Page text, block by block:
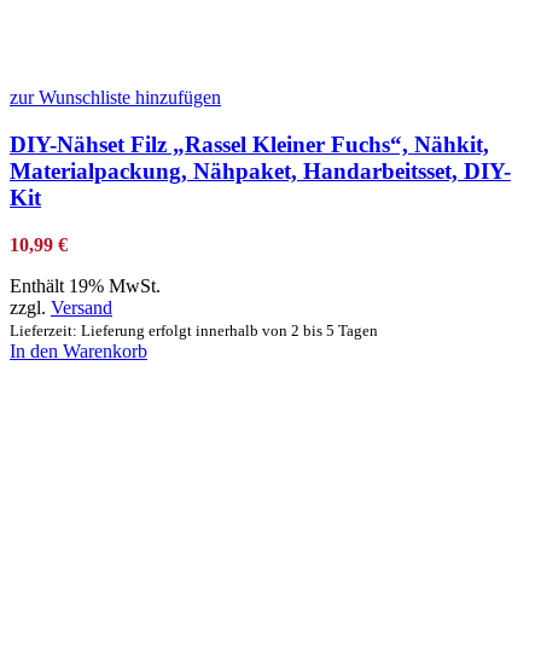
zur Wunschliste hinzufügen
DIY-Nähset Filz „Rassel Kleiner Fuchs“, Nähkit,
Materialpackung, Nähpaket, Handarbeitsset, DIY-
Kit
10,99 €
Enthält 19% MwSt.
zzgl. Versand
Lieferzeit: Lieferung erfolgt innerhalb von 2 bis 5 Tagen
In den Warenkorb